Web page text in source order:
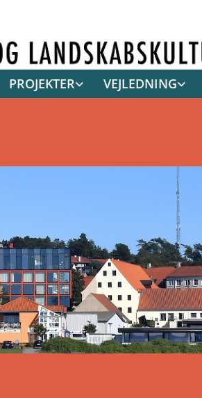
PROJEKTER VEJLEDNING